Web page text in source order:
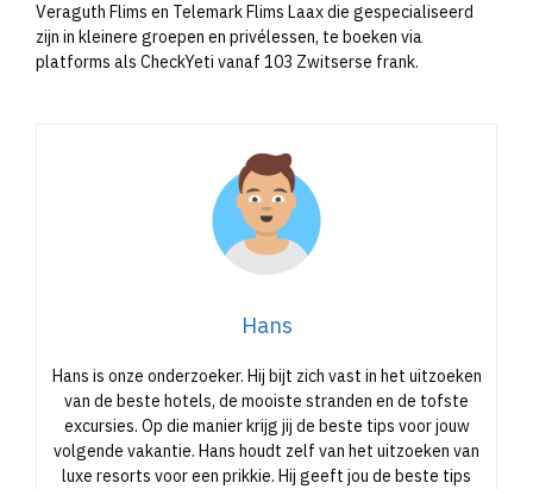
Veraguth Flims en Telemark Flims Laax die gespecialiseerd
zijn in kleinere groepen en privélessen, te boeken via
platforms als CheckYeti vanaf 103 Zwitserse frank.​
Hans
Hans is onze onderzoeker. Hij bijt zich vast in het uitzoeken
van de beste hotels, de mooiste stranden en de tofste
excursies. Op die manier krijg jij de beste tips voor jouw
volgende vakantie. Hans houdt zelf van het uitzoeken van
luxe resorts voor een prikkie. Hij geeft jou de beste tips